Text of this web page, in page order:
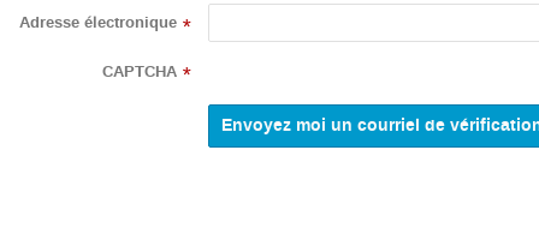
Adresse électronique *
CAPTCHA *